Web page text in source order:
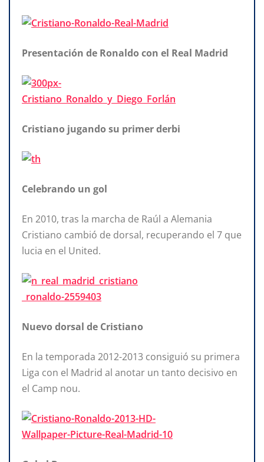
Presentación de Ronaldo con el Real Madrid
Cristiano jugando su primer derbi
Celebrando un gol
En 2010, tras la marcha de Raúl a Alemania
Cristiano cambió de dorsal, recuperando el 7 que
lucia en el United.
Nuevo dorsal de Cristiano
En la temporada 2012-2013 consiguió su primera
Liga con el Madrid al anotar un tanto decisivo en
el Camp nou.